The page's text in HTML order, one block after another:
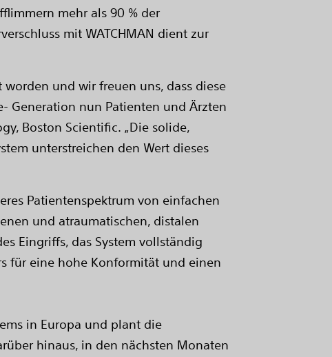
mehr als 90 % der
mit WATCHMAN dient zur
worden und wir freuen uns, dass diese
Generation nun Patienten und Ärzten
Boston Scientific. „Die solide,
unterstreichen den Wert dieses
Patientenspektrum von einfachen
und atraumatischen, distalen
Eingriffs, das System vollständig
für eine hohe Konformität und einen
in Europa und plant die
hinaus, in den nächsten Monaten